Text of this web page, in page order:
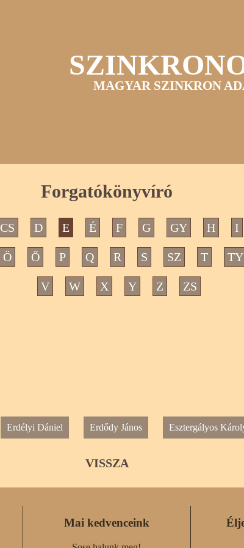
MAGYAR SZINKRON
Forgatókönyvíró
CS D E É F G GY H I
Ö Ő P Q R S SZ T TY
V W X Y Z ZS
Erdélyi Dániel Erdődy János Esztergályos
VISSZA
Mai kedvenceink